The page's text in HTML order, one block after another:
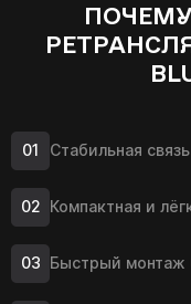
Стабильная
Компактная и
Быстрый монтаж